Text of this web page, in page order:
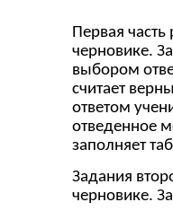
Первая
черновике.
выбором
считает
ответом
отведенное
заполняет
Задания
черновике.